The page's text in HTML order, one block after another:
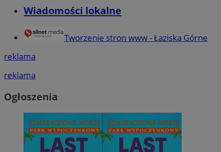
Wiadomości lokalne
Tworzenie stron www - Łaziska Górne
reklama
reklama
Ogłoszenia